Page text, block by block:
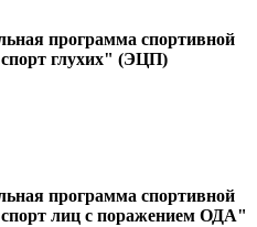
программа спортивной
глухих" (ЭЦП)
программа спортивной
лиц с поражением ОДА"